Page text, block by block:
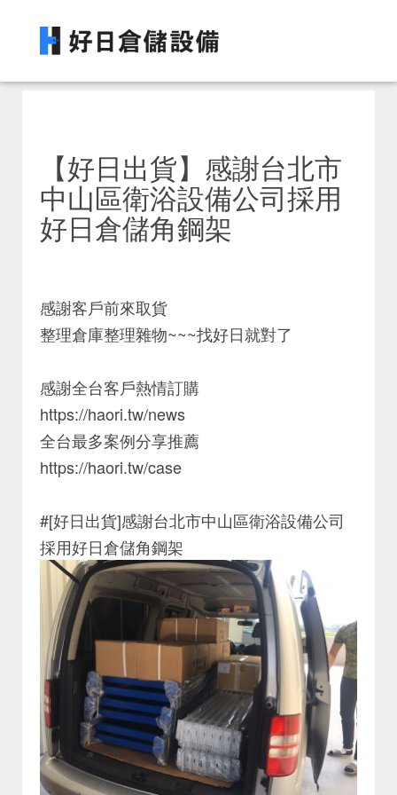
【好日出貨】感謝台北市
中山區衛浴設備公司採用
好日倉儲角鋼架
感謝客戶前來取貨
整理倉庫整理雜物~~~找好日就對了
感謝全台客戶熱情訂購
https://haori.tw/news
全台最多案例分享推薦
https://haori.tw/case
#[好日出貨]感謝台北市中山區衛浴設備公司
採用好日倉儲角鋼架